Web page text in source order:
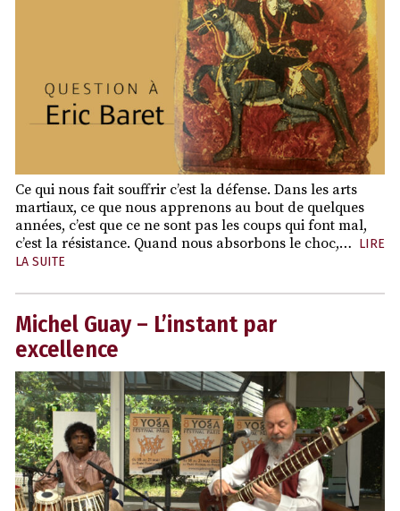
Ce qui nous fait souffrir c’est la défense. Dans les arts
martiaux, ce que nous apprenons au bout de quelques
années, c’est que ce ne sont pas les coups qui font mal,
c’est la résistance. Quand nous absorbons le choc,… LIRE
LA SUITE
Michel Guay – L’instant par
excellence